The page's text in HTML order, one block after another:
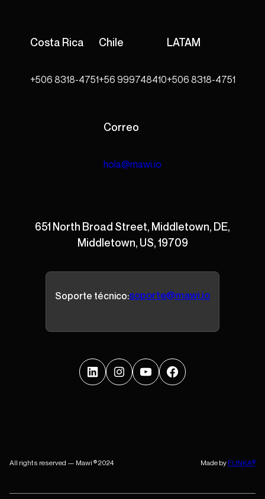
Costa Rica
+506 8318-4751
Chile
+56 999748410
LATAM
+506 8318-4751
Correo
hola@mawi.io
651 North Broad Street, Middletown, DE,
Middletown, US, 19709
Soporte técnico:soporte@mawi.io
All rights reserved — Mawi ® 2024 Made by FUNKA®